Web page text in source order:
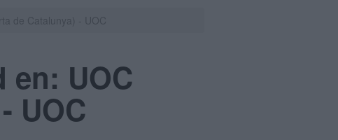
en: UOC
UOC